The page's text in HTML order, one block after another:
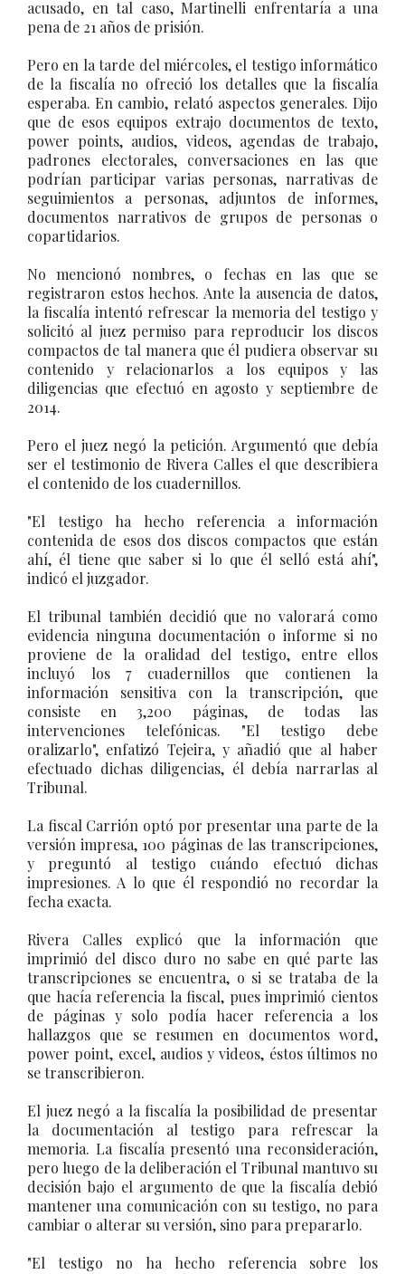
acusado, en tal caso, Martinelli enfrentaría a una
pena de 21 años de prisión.
Pero en la tarde del miércoles, el testigo informático
de la fiscalía no ofreció los detalles que la fiscalía
esperaba. En cambio, relató aspectos generales. Dijo
que de esos equipos extrajo documentos de texto,
power points, audios, videos, agendas de trabajo,
padrones electorales, conversaciones en las que
podrían participar varias personas, narrativas de
seguimientos a personas, adjuntos de informes,
documentos narrativos de grupos de personas o
copartidarios.
No mencionó nombres, o fechas en las que se
registraron estos hechos. Ante la ausencia de datos,
la fiscalía intentó refrescar la memoria del testigo y
solicitó al juez permiso para reproducir los discos
compactos de tal manera que él pudiera observar su
contenido y relacionarlos a los equipos y las
diligencias que efectuó en agosto y septiembre de
2014.
Pero el juez negó la petición. Argumentó que debía
ser el testimonio de Rivera Calles el que describiera
el contenido de los cuadernillos.
"El testigo ha hecho referencia a información
contenida de esos dos discos compactos que están
ahí, él tiene que saber si lo que él selló está ahí",
indicó el juzgador.
El tribunal también decidió que no valorará como
evidencia ninguna documentación o informe si no
proviene de la oralidad del testigo, entre ellos
incluyó los 7 cuadernillos que contienen la
información sensitiva con la transcripción, que
consiste en 3,200 páginas, de todas las
intervenciones telefónicas. "El testigo debe
oralizarlo", enfatizó Tejeira, y añadió que al haber
efectuado dichas diligencias, él debía narrarlas al
Tribunal.
La fiscal Carrión optó por presentar una parte de la
versión impresa, 100 páginas de las transcripciones,
y preguntó al testigo cuándo efectuó dichas
impresiones. A lo que él respondió no recordar la
fecha exacta.
Rivera Calles explicó que la información que
imprimió del disco duro no sabe en qué parte las
transcripciones se encuentra, o si se trataba de la
que hacía referencia la fiscal, pues imprimió cientos
de páginas y solo podía hacer referencia a los
hallazgos que se resumen en documentos word,
power point, excel, audios y videos, éstos últimos no
se transcribieron.
El juez negó a la fiscalía la posibilidad de presentar
la documentación al testigo para refrescar la
memoria. La fiscalía presentó una reconsideración,
pero luego de la deliberación el Tribunal mantuvo su
decisión bajo el argumento de que la fiscalía debió
mantener una comunicación con su testigo, no para
cambiar o alterar su versión, sino para prepararlo.
"El testigo no ha hecho referencia sobre los